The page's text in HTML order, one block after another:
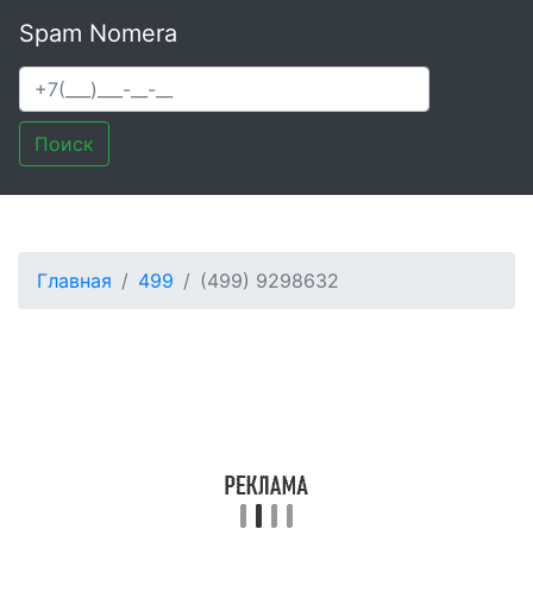
Spam Nomera
Поиск
Главная 499 (499) 9298632